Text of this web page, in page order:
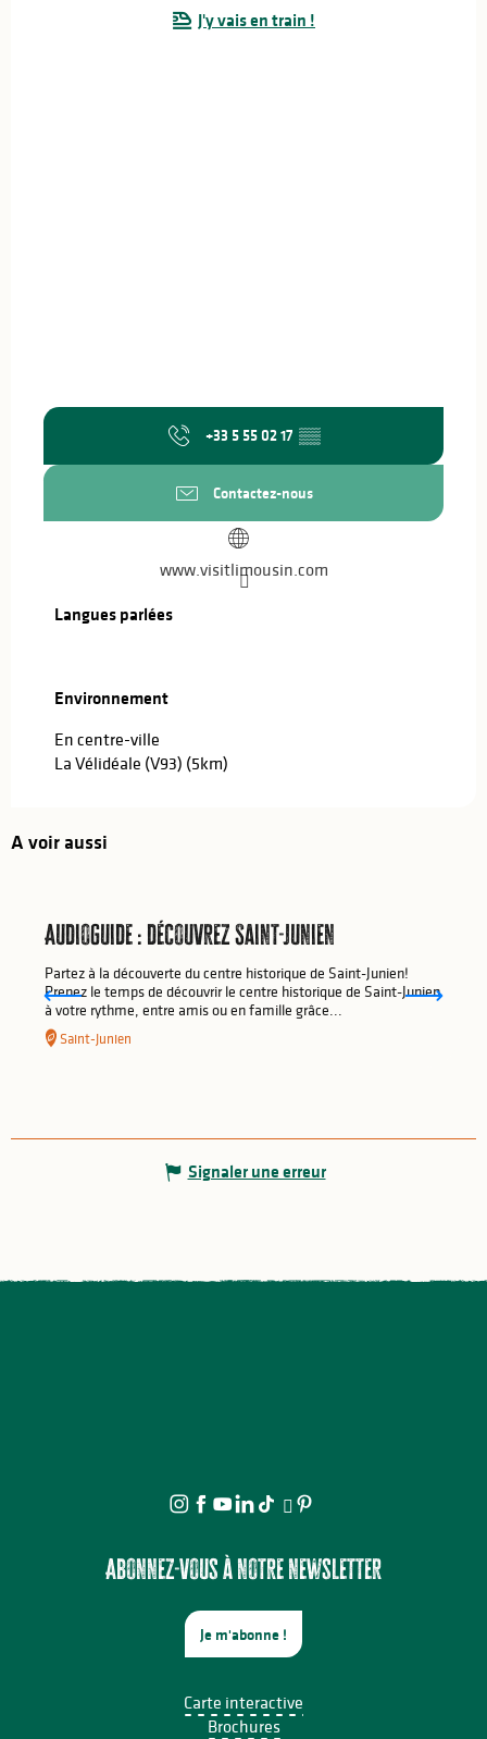
J'y vais en train !
+33 5 55 02 17 ▒▒
Contactez-nous
www.visitlimousin.com
Langues parlées
Langues parlées
Environnement
Environnement
En centre-ville
La Vélidéale (V93) (5km)
A voir aussi
Audioguide : découvrez Saint-Junien
Partez à la découverte du centre historique de Saint-Junien!
Prenez le temps de découvrir le centre historique de Saint-Junien
à votre rythme, entre amis ou en famille grâce...
Saint-Junien
Signaler une erreur
Abonnez-vous à notre newsletter
Je m'abonne !
Carte interactive
Brochures